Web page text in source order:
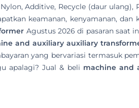
Nylon, Additive, Recycle (daur
keamanan, kenyamanan,
Agustus 2026 di pasaran saat
and auxiliary auxiliary
yang bervariasi termasuk
apalagi? Jual & beli machine and